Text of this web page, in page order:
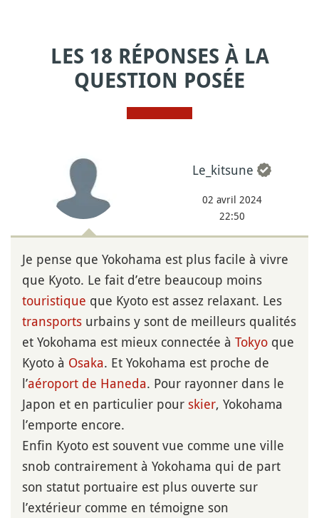
LES 18 RÉPONSES À LA
QUESTION POSÉE
Le_kitsune
02 avril 2024
22:50
Je pense que Yokohama est plus facile à vivre
que Kyoto. Le fait d’etre beaucoup moins
touristique que Kyoto est assez relaxant. Les
transports urbains y sont de meilleurs qualités
et Yokohama est mieux connectée à Tokyo que
Kyoto à Osaka. Et Yokohama est proche de
l’aéroport de Haneda. Pour rayonner dans le
Japon et en particulier pour skier, Yokohama
l’emporte encore.
Enfin Kyoto est souvent vue comme une ville
snob contrairement à Yokohama qui de part
son statut portuaire est plus ouverte sur
l’extérieur comme en témoigne son